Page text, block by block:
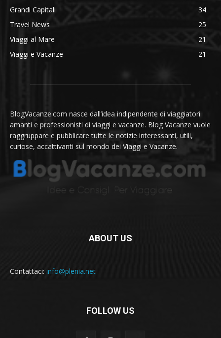
Grandi Capitali
34
Travel News
25
Viaggi al Mare
21
Viaggi e Vacanze
21
BlogVacanze.com nasce dall’idea indipendente di viaggiatori
amanti e professionisti di viaggi e vacanze. Blog Vacanze vuole
raggruppare e pubblicare tutte le notizie interessanti, utili,
curiose, accattivanti sul mondo dei Viaggi e Vacanze.
ABOUT US
Contattaci: info@plenia.net
FOLLOW US